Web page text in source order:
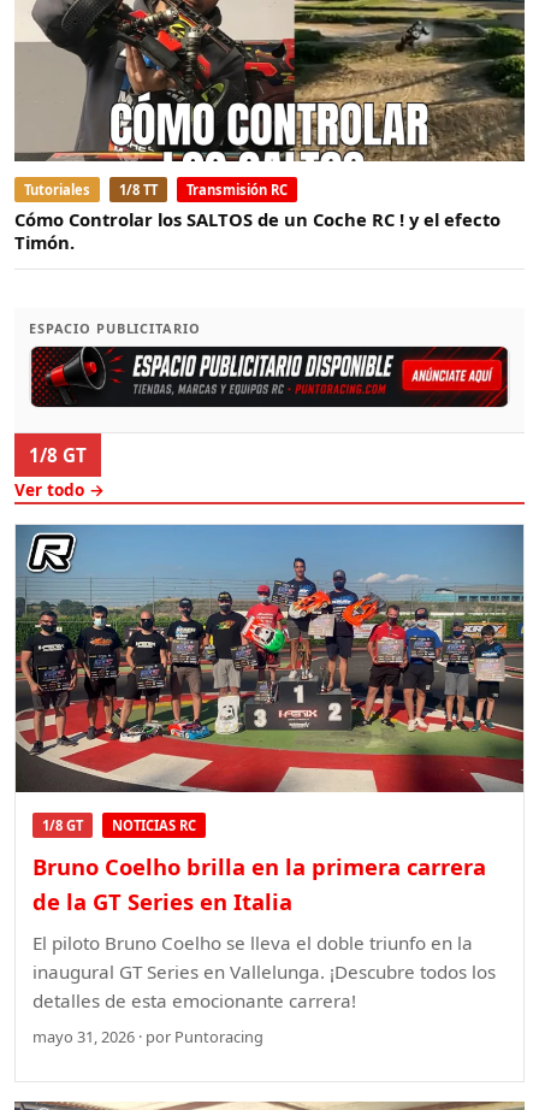
Tutoriales 1/8 TT Transmisión RC
Cómo Controlar los SALTOS de un Coche RC ! y el efecto
Timón.
ESPACIO PUBLICITARIO
1/8 GT
Ver todo →
1/8 GT NOTICIAS RC
Bruno Coelho brilla en la primera carrera
de la GT Series en Italia
El piloto Bruno Coelho se lleva el doble triunfo en la
inaugural GT Series en Vallelunga. ¡Descubre todos los
detalles de esta emocionante carrera!
mayo 31, 2026 · por Puntoracing